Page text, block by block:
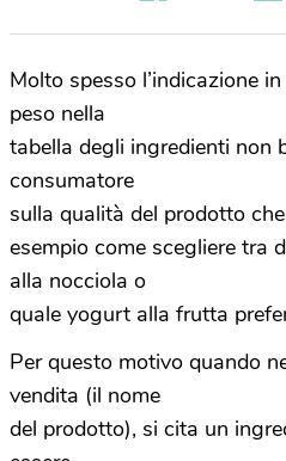
Molto spesso l’indicazione
peso nella
tabella degli ingredienti non
consumatore
sulla qualità del prodotto
esempio come scegliere tra
alla nocciola o
quale yogurt alla frutta
Per questo motivo quando
vendita (il nome
del prodotto), si cita un